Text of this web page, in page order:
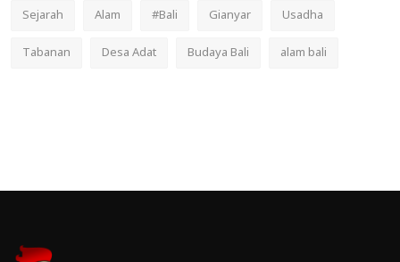
Sejarah
Alam #Bali Gianyar
Usadha
Tabanan
Desa Adat Budaya Bali alam bali